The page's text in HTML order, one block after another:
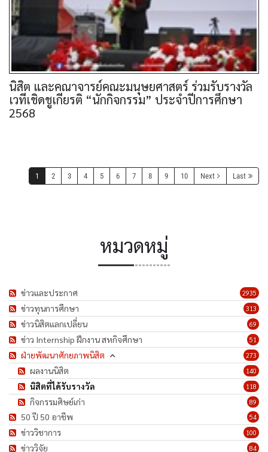
นิสิต และคณาจารย์คณะมนุษยศาสตร์ ร่วมรับรางวัล
เวทีเชิดชูเกียรติ “นักกิจกรรม” ประจำปีการศึกษา
2568
1 2 3 4 5 6 7 8 9 10 Next Last
หมวดหมู่
2935
ข่าวและประกาศ
313
ข่าวทุนการศึกษา
69
ข่าวนิสิตแลกเปลี่ยน
51
ข่าว Internship ฝึกงาน สหกิจศึกษา
273
ฝ่ายพัฒนาศักยภาพนิสิต
140
ผลงานนิสิต
118
นิสิตที่ได้รับรางวัล
89
กิจกรรมศิษย์เก่า
54
50 ปี 50 อาชีพ
100
ข่าววิชาการ
84
ข่าววิจัย